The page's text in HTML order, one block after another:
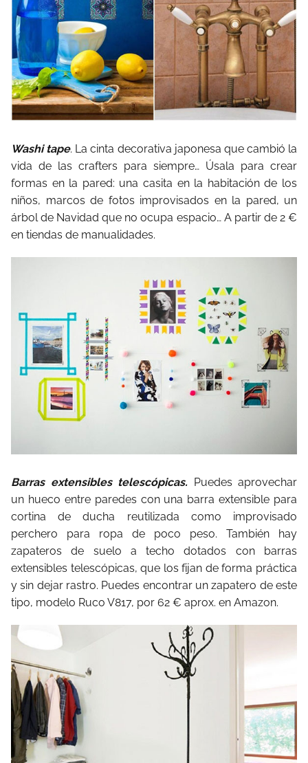
Washi tape. La cinta decorativa japonesa que cambió la
vida de las crafters para siempre… Úsala para crear
formas en la pared: una casita en la habitación de los
niños, marcos de fotos improvisados en la pared, un
árbol de Navidad que no ocupa espacio… A partir de 2 €
en tiendas de manualidades.
Barras extensibles telescópicas. Puedes aprovechar
un hueco entre paredes con una barra extensible para
cortina de ducha reutilizada como improvisado
perchero para ropa de poco peso. También hay
zapateros de suelo a techo dotados con barras
extensibles telescópicas, que los fijan de forma práctica
y sin dejar rastro. Puedes encontrar un zapatero de este
tipo, modelo Ruco V817, por 62 € aprox. en Amazon.